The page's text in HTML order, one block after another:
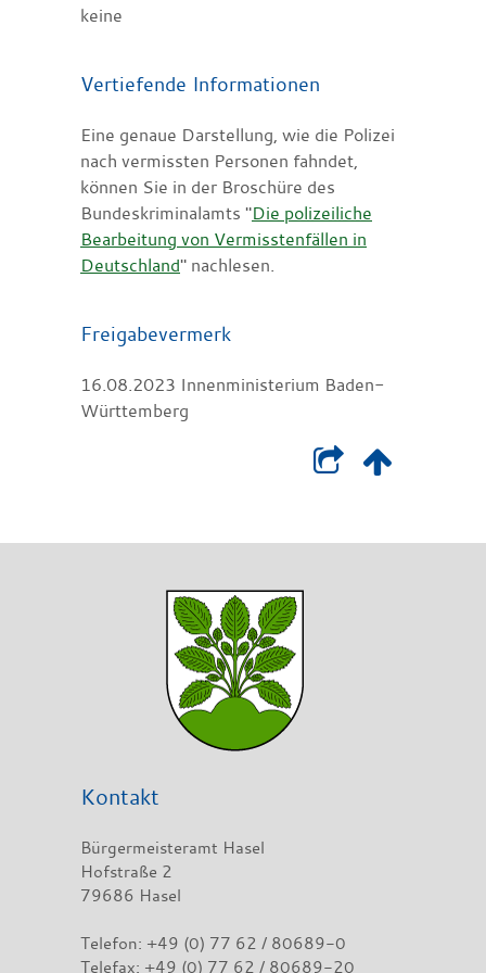
keine
Vertiefende Informationen
Eine genaue Darstellung, wie die Polizei
nach vermissten Personen fahndet,
können Sie in der Broschüre des
Bundeskriminalamts "Die polizeiliche
Bearbeitung von Vermisstenfällen in
Deutschland" nachlesen.
Freigabevermerk
16.08.2023 Innenministerium Baden-
Württemberg
Kontakt
Bürgermeisteramt Hasel
Hofstraße 2
79686 Hasel
Telefon: +49 (0) 77 62 / 80689-0
Telefax: +49 (0) 77 62 / 80689-20